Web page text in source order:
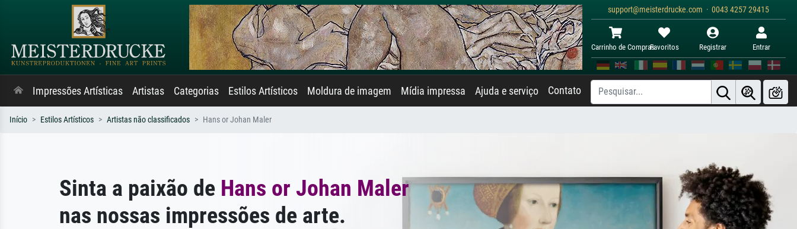
support@meisterdrucke.com · 0043 4257 29415
Carrinho de ComprasFavoritos Registrar Entrar
Impressões Artísticas Artistas Categorias Estilos Artísticos Moldura de imagem Mídia impressa Ajuda e serviço Contato
Início Estilos Artísticos Artistas não classificados Hans or Johan Maler
Sinta a paixão de Hans or Johan Maler
nas nossas impressões de arte.